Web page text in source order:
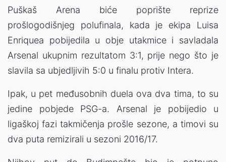
Puškaš Arena biće poprište reprize
prošlogodišnjeg polufinala, kada je ekipa Luisa
Enriquea pobijedila u obje utakmice i savladala
Arsenal ukupnim rezultatom 3:1, prije nego što je
slavila sa ubjedljivih 5:0 u finalu protiv Intera.
Ipak, u pet međusobnih duela ova dva tima, to su
jedine pobjede PSG-a. Arsenal je pobijedio u
ligaškoj fazi takmičenja prošle sezone, a timovi su
dva puta remizirali u sezoni 2016/17.